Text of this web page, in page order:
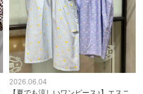
2026.06.04